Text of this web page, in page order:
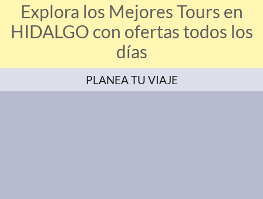
Explora los Mejores Tours en
HIDALGO con ofertas todos los
días
PLANEA TU VIAJE